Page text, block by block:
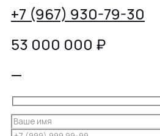
+7 (967) 930-79-30
53 000 000 ₽
—